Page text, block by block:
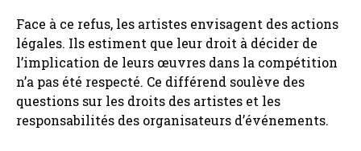
Face à ce refus, les artistes envisagent des actions
légales. Ils estiment que leur droit à décider de
l’implication de leurs œuvres dans la compétition
n’a pas été respecté. Ce différend soulève des
questions sur les droits des artistes et les
responsabilités des organisateurs d’événements.